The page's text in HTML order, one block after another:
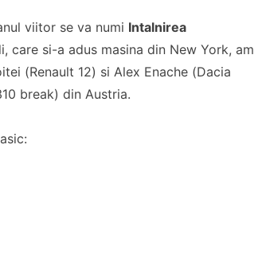
viitor se va numi Intalnirea
care si-a adus masina din New York, am
(Renault 12) si Alex Enache (Dacia
break) din Austria.